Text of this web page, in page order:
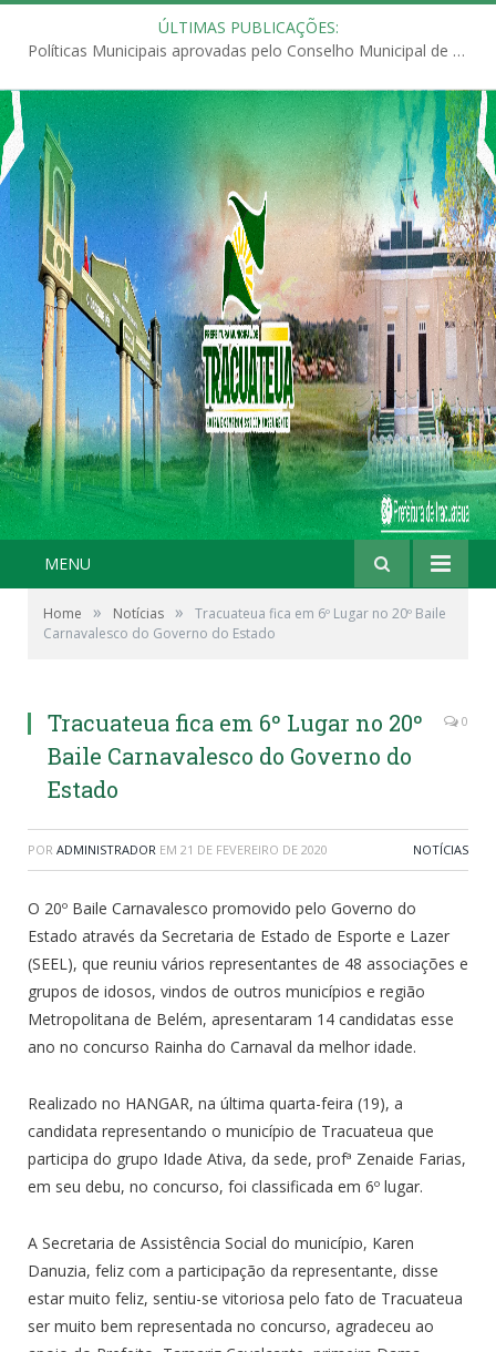
ÚLTIMAS PUBLICAÇÕES:
Políticas Municipais aprovadas pelo Conselho Municipal de Educação (CME)
MENU
Home » Notícias »
Tracuateua fica em 6º Lugar no 20º Baile
Carnavalesco do Governo do Estado
Tracuateua fica em 6º Lugar no 20º
Baile Carnavalesco do Governo do
Estado
0
POR ADMINISTRADOR EM 21 DE FEVEREIRO DE 2020 NOTÍCIAS
O 20º Baile Carnavalesco promovido pelo Governo do
Estado através da Secretaria de Estado de Esporte e Lazer
(SEEL), que reuniu vários representantes de 48 associações e
grupos de idosos, vindos de outros municípios e região
Metropolitana de Belém, apresentaram 14 candidatas esse
ano no concurso Rainha do Carnaval da melhor idade.
Realizado no HANGAR, na última quarta-feira (19), a
candidata representando o município de Tracuateua que
participa do grupo Idade Ativa, da sede, profª Zenaide Farias,
em seu debu, no concurso, foi classificada em 6º lugar.
A Secretaria de Assistência Social do município, Karen
Danuzia, feliz com a participação da representante, disse
estar muito feliz, sentiu-se vitoriosa pelo fato de Tracuateua
ser muito bem representada no concurso, agradeceu ao